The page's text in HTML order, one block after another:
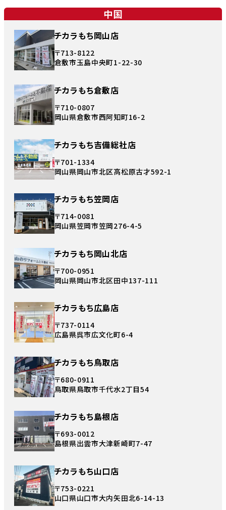
中国
チカラもち岡山店
〒713-8122
倉敷市玉島中央町1-22-30
チカラもち倉敷店
〒710-0807
岡山県倉敷市西阿知町16-2
チカラもち吉備総社店
〒701-1334
岡山県岡山市北区高松原古才592-1
チカラもち笠岡店
〒714-0081
岡山県笠岡市笠岡276-4-5
チカラもち岡山北店
〒700-0951
岡山県岡山市北区田中137-111
チカラもち広島店
〒737-0114
広島県呉市広文化町6-4
チカラもち鳥取店
〒680-0911
鳥取県鳥取市千代水2丁目54
チカラもち島根店
〒693-0012
島根県出雲市大津新崎町7-47
チカラもち山口店
〒753-0221
山口県山口市大内矢田北6-14-13